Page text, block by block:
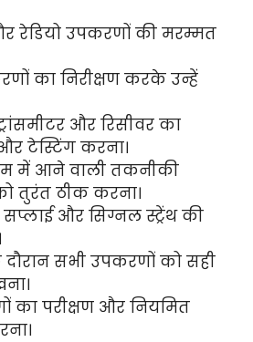
रेडियो उपकरणों की मरम्मत
का निरीक्षण करके उन्हें
और रिसीवर का
टेस्टिंग करना।
में आने वाली तकनीकी
तुरंत ठीक करना।
सप्लाई और सिग्नल स्ट्रेंथ की
सभी उपकरणों को सही
का परीक्षण और नियमित